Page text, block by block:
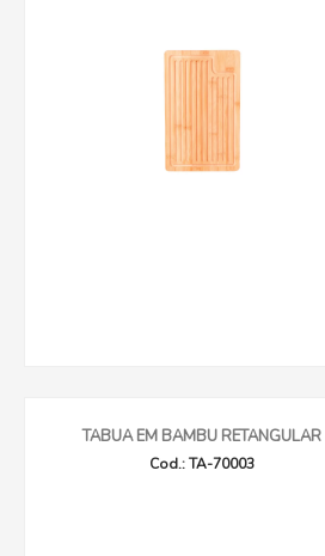
TABUA EM BAMBU RETANGULAR
Cod.: TA-70003